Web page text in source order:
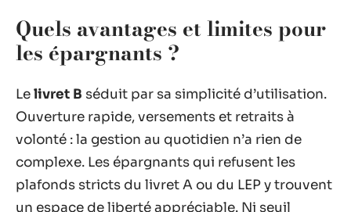
Quels avantages et limites pour
les épargnants ?
Lelivret B séduit par sa simplicité d’utilisation.
Ouverture rapide, versements et retraits à
volonté : la gestion au quotidien n’a rien de
complexe. Les épargnants qui refusent les
plafonds stricts du livret A ou du LEP y trouvent
un espace de liberté appréciable. Ni seuil